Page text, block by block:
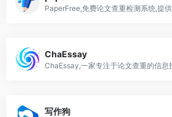
ChaEssay
写作狗